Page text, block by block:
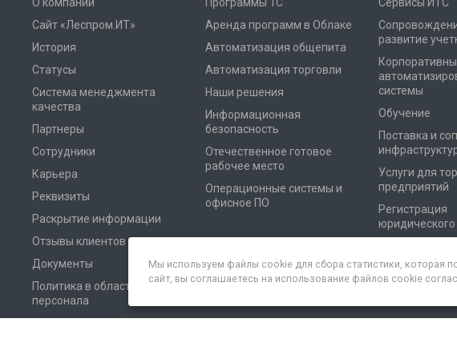
Сайт «Леспром.ИТ»
История
Статусы
Система менеджмента
качества
Партнеры
Сотрудники
Карьера
Реквизиты
Раскрытие информации
Отзывы клиентов
Документы
Политика в области
персонала
Аренда программ в Облаке
Автоматизация общепита
Автоматизация торговли
Наши решения
Информационная
безопасность
Отечественное готовое
рабочее место
Операционные системы и
офисное ПО
развитие
системы
Обучение
Поставка и
Услуги для
предприятий
Регистрация
Мы используем файлы cookie для сбора статистики, которая
сайт, вы соглашаетесь на использование файлов cookie